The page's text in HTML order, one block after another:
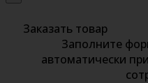
Заказать товар
Заполните
автоматически